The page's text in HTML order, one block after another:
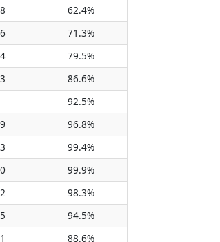
62.4%
71.3%
79.5%
86.6%
92.5%
96.8%
99.4%
99.9%
98.3%
94.5%
88.6%